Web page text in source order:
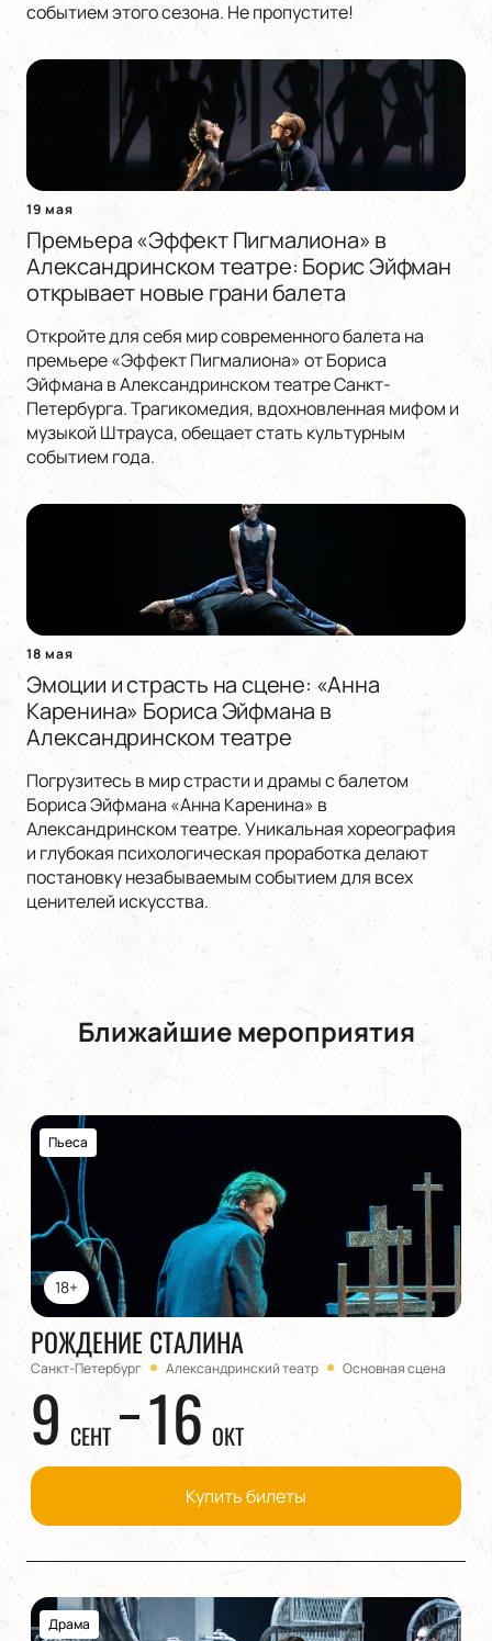
событием этого сезона. Не пропустите!
19 мая
Премьера «Эффект Пигмалиона» в
Александринском театре: Борис Эйфман
открывает новые грани балета
Откройте для себя мир современного балета на
премьере «Эффект Пигмалиона» от Бориса
Эйфмана в Александринском театре Санкт-
Петербурга. Трагикомедия, вдохновленная мифом и
музыкой Штрауса, обещает стать культурным
событием года.
18 мая
Эмоции и страсть на сцене: «Анна
Каренина» Бориса Эйфмана в
Александринском театре
Погрузитесь в мир страсти и драмы с балетом
Бориса Эйфмана «Анна Каренина» в
Александринском театре. Уникальная хореография
и глубокая психологическая проработка делают
постановку незабываемым событием для всех
ценителей искусства.
Ближайшие мероприятия
18+
Пьеса
РОЖДЕНИЕ СТАЛИНА
Санкт-Петербург Александринский театр Основная сцена
9 СЕНТ 16 ОКТ
Купить билеты
Драма